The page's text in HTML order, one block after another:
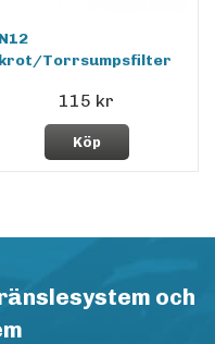
Torrsumpsfilter
115 kr
Köp
och